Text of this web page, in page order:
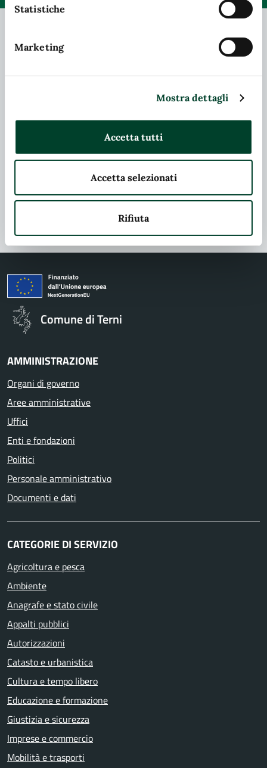
sull'apposito link presente nel footer del sito.
Statistiche
Marketing
Mostra dettagli
Accetta tutti
Accetta selezionati
Rifiuta
Contatta il comune
Leggi le domande frequenti
Prenota appuntamento
Problemi in città
Segnala disservizio
Comune di Terni
AMMINISTRAZIONE
Organi di governo
Aree amministrative
Uffici
Enti e fondazioni
Politici
Personale amministrativo
Documenti e dati
CATEGORIE DI SERVIZIO
Agricoltura e pesca
Ambiente
Anagrafe e stato civile
Appalti pubblici
Autorizzazioni
Catasto e urbanistica
Cultura e tempo libero
Educazione e formazione
Giustizia e sicurezza
Imprese e commercio
Mobilità e trasporti